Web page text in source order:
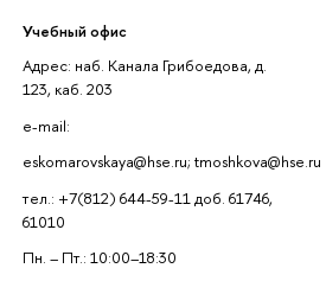
Учебный офис
Адрес: наб. Канала Грибоедова, д.
123, каб. 203
e-mail:
eskomarovskaya@hse.ru; tmoshkova@hse.ru
тел.: +7(812) 644-59-11 доб. 61746,
61010
Пн. – Пт.: 10:00–18:30